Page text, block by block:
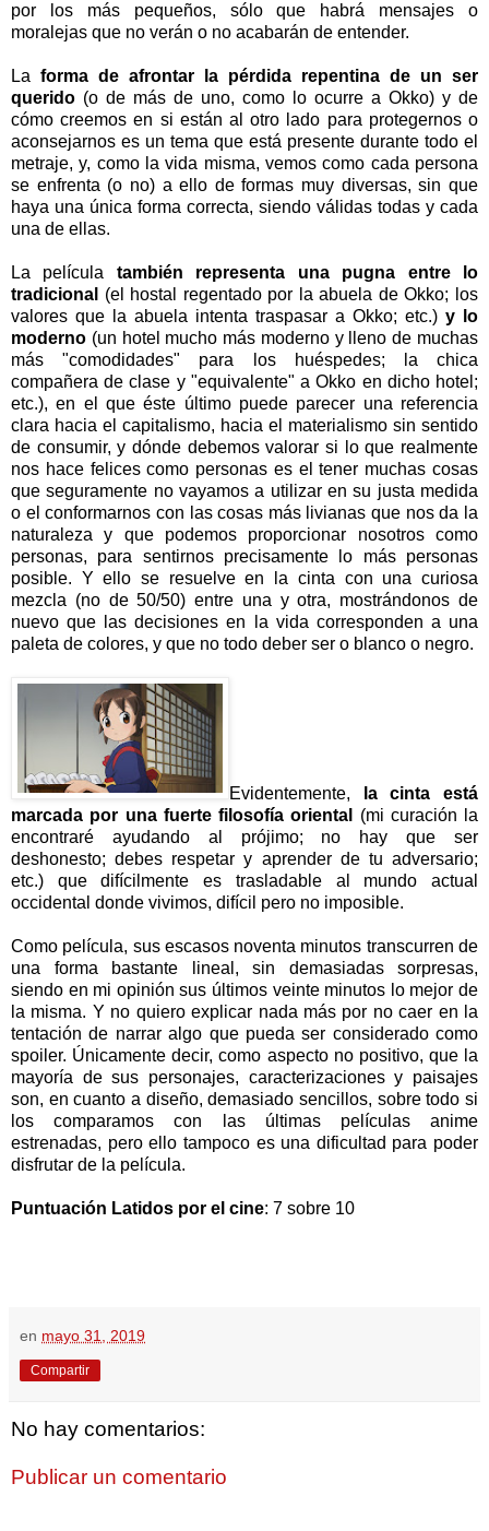
por los más pequeños, sólo que habrá mensajes o
moralejas que no verán o no acabarán de entender.
La forma de afrontar la pérdida repentina de un ser
querido (o de más de uno, como lo ocurre a Okko) y de
cómo creemos en si están al otro lado para protegernos o
aconsejarnos es un tema que está presente durante todo el
metraje, y, como la vida misma, vemos como cada persona
se enfrenta (o no) a ello de formas muy diversas, sin que
haya una única forma correcta, siendo válidas todas y cada
una de ellas.
La película también representa una pugna entre lo
tradicional
(el hostal regentado por la abuela de Okko; los
valores que la abuela intenta traspasar a Okko; etc.) y lo
moderno (un hotel mucho más moderno y lleno de muchas
más "comodidades" para los huéspedes; la chica
compañera de clase y "equivalente" a Okko en dicho hotel;
etc.), en el que éste último puede parecer una referencia
clara hacia el capitalismo, hacia el materialismo sin sentido
de consumir, y dónde debemos valorar si lo que realmente
nos hace felices como personas es el tener muchas cosas
que seguramente no vayamos a utilizar en su justa medida
o el conformarnos con las cosas más livianas que nos da la
naturaleza y que podemos proporcionar nosotros como
personas, para sentirnos precisamente lo más personas
posible. Y ello se resuelve en la cinta con una curiosa
mezcla (no de 50/50) entre una y otra, mostrándonos de
nuevo que las decisiones en la vida corresponden a una
paleta de colores, y que no todo deber ser o blanco o negro.
Evidentemente,
la cinta está
marcada por una fuerte filosofía oriental
(mi curación la
encontraré ayudando al prójimo; no hay que ser
deshonesto; debes respetar y aprender de tu adversario;
etc.) que difícilmente es trasladable al mundo actual
occidental donde vivimos, difícil pero no imposible.
Como película, sus escasos noventa minutos transcurren de
una forma bastante lineal, sin demasiadas sorpresas,
siendo en mi opinión sus últimos veinte minutos lo mejor de
la misma. Y no quiero explicar nada más por no caer en la
tentación de narrar algo que pueda ser considerado como
spoiler. Únicamente decir, como aspecto no positivo, que la
mayoría de sus personajes, caracterizaciones y paisajes
son, en cuanto a diseño, demasiado sencillos, sobre todo si
los comparamos con las últimas películas anime
estrenadas, pero ello tampoco es una dificultad para poder
disfrutar de la película.
Puntuación Latidos por el cine: 7 sobre 10
en mayo 31, 2019
Compartir
No hay comentarios:
Publicar un comentario